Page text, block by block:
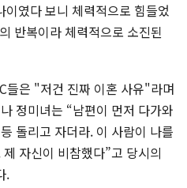
였다 보니 체력적으로 힘들었
반복이라 체력적으로 소진된
들은 "저건 진짜 이혼 사유"라며
정미녀는 “남편이 먼저 다가와
돌리고 자더라. 이 사람이 나를
자신이 비참했다”고 당시의
.